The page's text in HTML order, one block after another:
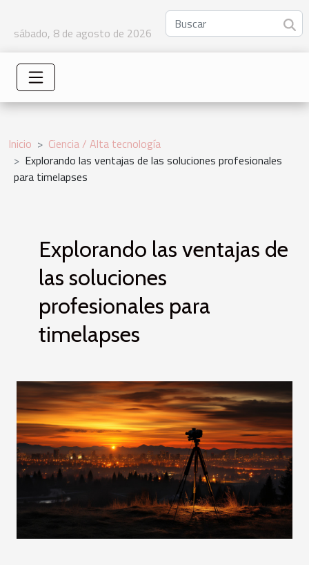
sábado, 8 de agosto de 2026
Inicio
Ciencia / Alta tecnología
Explorando las ventajas de las soluciones profesionales
para timelapses
Explorando las ventajas de
las soluciones
profesionales para
timelapses